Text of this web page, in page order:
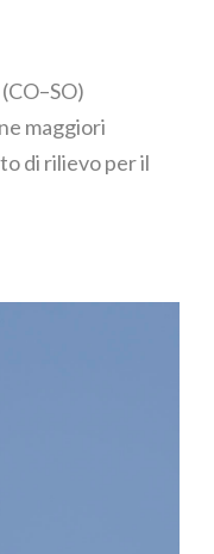
maggiori
di rilievo per il